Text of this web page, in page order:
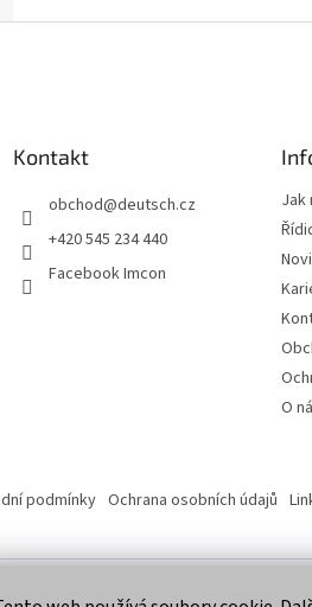
Kontakt
obchod@deutsch.cz
+420 545 234 440
Facebook Imcon
Jak
O
podmínky Ochrana osobních údajů